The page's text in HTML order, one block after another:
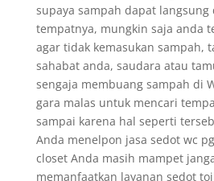
supaya sampah dapat
tempatnya, mungkin saja anda
agar tidak kemasukan sampah,
sahabat anda, saudara atau
sengaja membuang sampah di
gara malas untuk mencari
sampai karena hal seperti
Anda menelpon jasa sedot wc
closet Anda masih mampet
memanfaatkan layanan sedot